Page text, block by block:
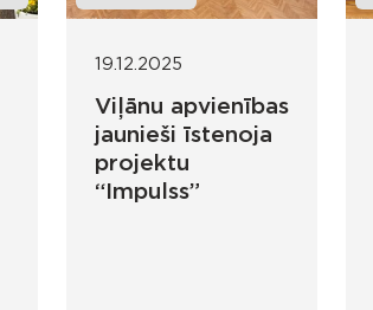
19.12.2025
Viļānu apvienības
jaunieši īstenoja
projektu
“Impulss”